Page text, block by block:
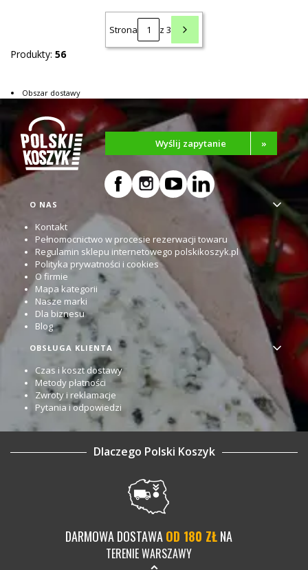
Strona z 3
Produkty: 56
Obszar dostawy
Linki w stopce
O NAS
Kontakt
Pełnomocnictwo w procesie rezerwacji towaru
Regulamin sklepu internetowego polskikoszyk.pl
Polityka prywatności i cookies
O firmie
Mapa kategorii
Nasze marki
Dla biznesu
Blog
OBSŁUGA KLIENTA
Czas i koszt dostawy
Metody płatności
Zwroty i reklamacje
Pytania i odpowiedzi
Wyślij zapytanie »
Dlaczego Polski Koszyk
DARMOWA DOSTAWAOD 180 ZŁNA
TERENIE WARSZAWY